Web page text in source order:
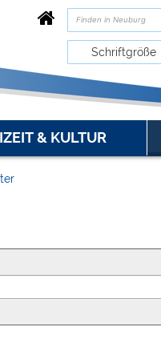
Schriftgröße
& KULTUR